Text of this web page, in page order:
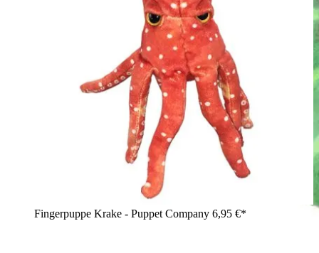
Fingerpuppe Krake - Puppet Company 6,95 €*